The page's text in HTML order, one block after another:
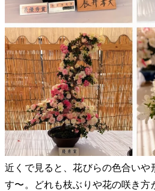
近くで見ると、花びらの色合いや
す〜。どれも枝ぶりや花の咲き方